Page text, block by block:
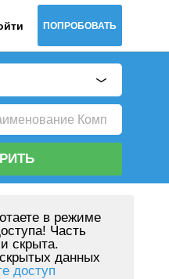
ПОПРОБОВАТЬ
в режиме
Часть
скрыта.
данных
доступ